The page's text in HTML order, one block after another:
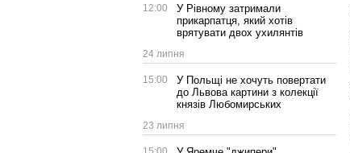
12:00
У Рівному затримали
прикарпатця, який хотів
врятувати двох ухилянтів
24 липня
15:00
У Польщі не хочуть повертати
до Львова картини з колекції
князів Любомирських
23 липня